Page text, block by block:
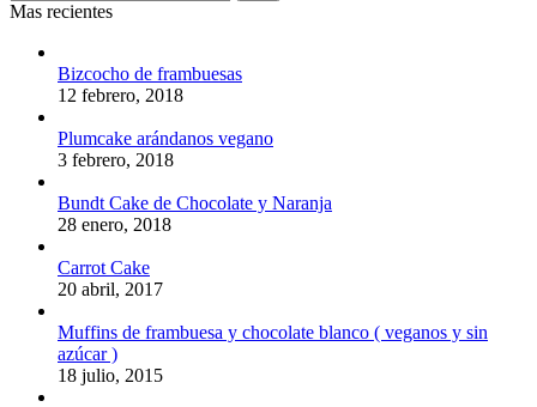
Mas recientes
Bizcocho de frambuesas
12 febrero, 2018
Plumcake arándanos vegano
3 febrero, 2018
Bundt Cake de Chocolate y Naranja
28 enero, 2018
Carrot Cake
20 abril, 2017
Muffins de frambuesa y chocolate blanco ( veganos y sin
azúcar )
18 julio, 2015